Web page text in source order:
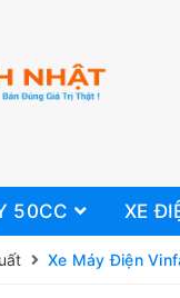
50CC XE
Xe Máy Điện